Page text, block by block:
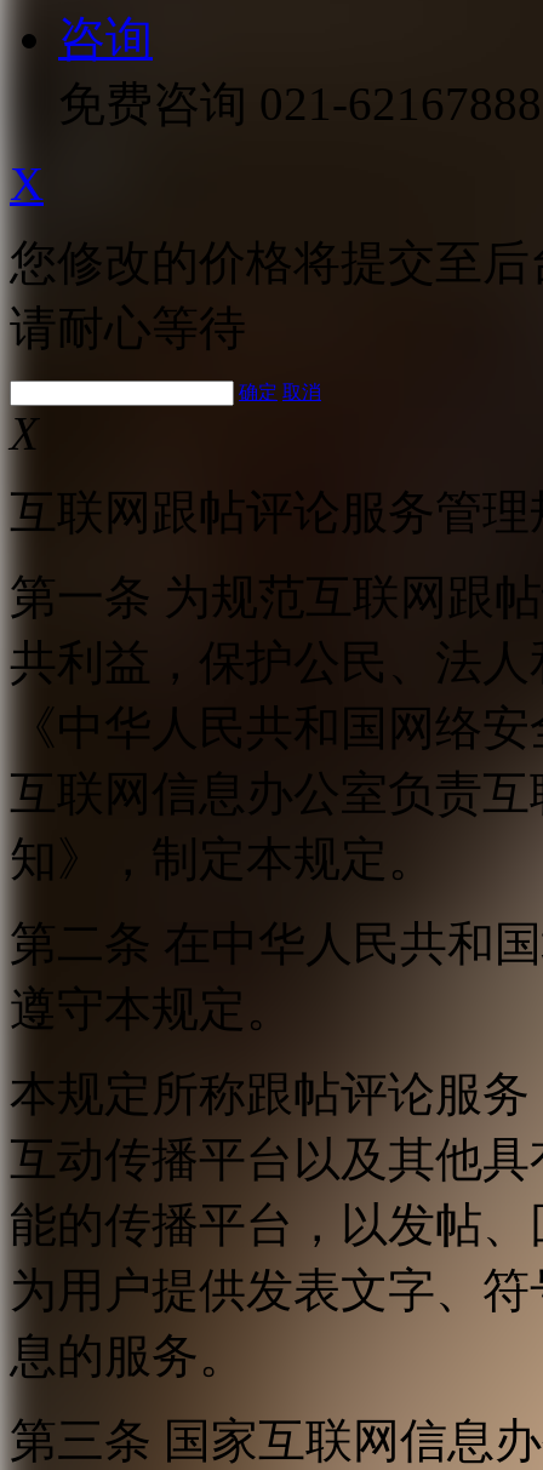
咨询
免费咨询 021-62167888
X
您修改的价格将提交至
请耐心等待
确定 取消
X
互联网跟帖评论服务管理
第一条 为规范互联网跟
共利益，保护公民、法
《中华人民共和国网络
互联网信息办公室负责
知》，制定本规定。
第二条 在中华人民共和
遵守本规定。
本规定所称跟帖评论服
互动传播平台以及其他
能的传播平台，以发帖
为用户提供发表文字、
息的服务。
第三条 国家互联网信息